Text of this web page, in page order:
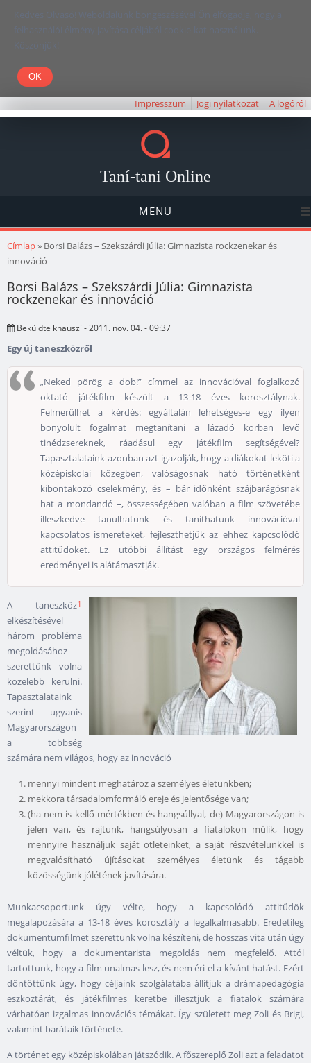
Kedves Olvasó! Weboldalunk böngészésével Ön elfogadja, hogy a
felhasználói élmény javítása céljából cookie-kat használunk.
Köszönjük!
Impresszum Jogi nyilatkozat A logóról
Taní-tani Online
MENU
Jelenlegi hely
Címlap» Borsi Balázs – Szekszárdi Júlia: Gimnazista rockzenekar és
innováció
Borsi Balázs – Szekszárdi Júlia: Gimnazista
rockzenekar és innováció
Beküldte knauszi - 2011. nov. 04. - 09:37
Egy új taneszközről
„Neked pörög a dob!” címmel az innovációval foglalkozó
oktató játékfilm készült a 13-18 éves korosztálynak.
Felmerülhet a kérdés: egyáltalán lehetséges-e egy ilyen
bonyolult fogalmat megtanítani a lázadó korban levő
tinédzsereknek, ráadásul egy játékfilm segítségével?
Tapasztalataink azonban azt igazolják, hogy a diákokat leköti a
középiskolai közegben, valóságosnak ható történetként
kibontakozó cselekmény, és – bár időnként szájbarágósnak
hat a mondandó –, összességében valóban a film szövetébe
illeszkedve tanulhatunk és taníthatunk innovációval
kapcsolatos ismereteket, fejleszthetjük az ehhez kapcsolódó
attitűdöket. Ez utóbbi állítást egy országos felmérés
eredményei is alátámasztják.
A taneszköz1
elkészítésével
három probléma
megoldásához
szerettünk volna
közelebb kerülni.
Tapasztalataink
szerint ugyanis
Magyarországon
a többség
számára nem világos, hogy az innováció
mennyi mindent meghatároz a személyes életünkben;
mekkora társadalomformáló ereje és jelentősége van;
(ha nem is kellő mértékben és hangsúllyal, de) Magyarországon is
jelen van, és rajtunk, hangsúlyosan a fiatalokon múlik, hogy
mennyire használjuk saját ötleteinket, a saját részvételünkkel is
megvalósítható újításokat személyes életünk és tágabb
közösségünk jólétének javítására.
Munkacsoportunk úgy vélte, hogy a kapcsolódó attitűdök
megalapozására a 13-18 éves korosztály a legalkalmasabb. Eredetileg
dokumentumfilmet szerettünk volna készíteni, de hosszas vita után úgy
véltük, hogy a dokumentarista megoldás nem megfelelő. Attól
tartottunk, hogy a film unalmas lesz, és nem éri el a kívánt hatást. Ezért
döntöttünk úgy, hogy céljaink szolgálatába állítjuk a drámapedagógia
eszköztárát, és játékfilmes keretbe illesztjük a fiatalok számára
várhatóan izgalmas innovációs témákat. Így született meg Zoli és Brigi,
valamint barátaik története.
A történet egy középiskolában játszódik. A főszereplő Zoli azt a feladatot